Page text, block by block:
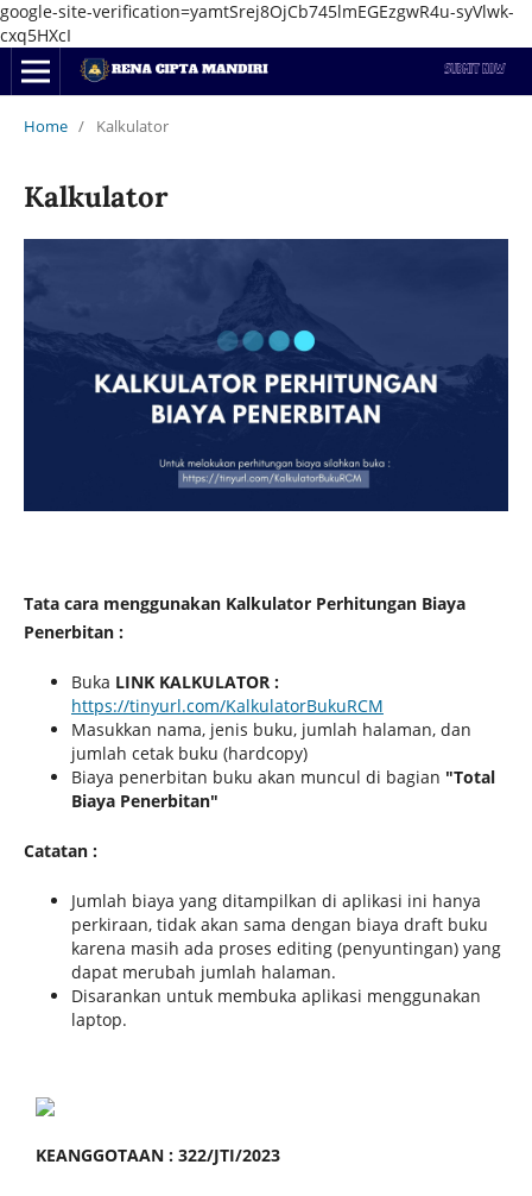
google-site-verification=yamtSrej8OjCb745lmEGEzgwR4u-syVlwk-
cxq5HXcI
Home / Kalkulator
Kalkulator
Tata cara menggunakan Kalkulator Perhitungan Biaya
Penerbitan :
Buka LINK KALKULATOR :
https://tinyurl.com/KalkulatorBukuRCM
Masukkan nama, jenis buku, jumlah halaman, dan
jumlah cetak buku (hardcopy)
Biaya penerbitan buku akan muncul di bagian "Total
Biaya Penerbitan"
Catatan :
Jumlah biaya yang ditampilkan di aplikasi ini hanya
perkiraan, tidak akan sama dengan biaya draft buku
karena masih ada proses editing (penyuntingan) yang
dapat merubah jumlah halaman.
Disarankan untuk membuka aplikasi menggunakan
laptop.
KEANGGOTAAN : 322/JTI/2023